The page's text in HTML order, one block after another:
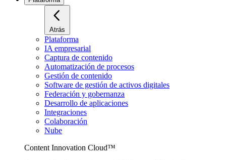
Atrás
Plataforma
IA empresarial
Captura de contenido
Automatización de procesos
Gestión de contenido
Software de gestión de activos digitales
Federación y gobernanza
Desarrollo de aplicaciones
Integraciones
Colaboración
Nube
Content Innovation Cloud™